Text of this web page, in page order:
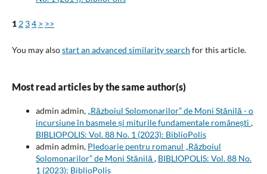
1 2 34 > >>
You may alsostart an advanced similarity search for this article.
Most read articles by the same author(s)
admin admin, „Războiul Solomonarilor” de Moni Stănilă - o
incursiune în basmele și miturile fundamentale românești ,
BIBLIOPOLIS: Vol. 88 No. 1 (2023): BiblioPolis
admin admin, Pledoarie pentru romanul „Războiul
Solomonarilor” de Moni Stănilă , BIBLIOPOLIS: Vol. 88 No.
1 (2023): BiblioPolis